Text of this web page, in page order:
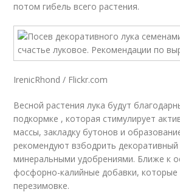
потом гибель всего растения.
IrenicRhond / Flickr.com
Весной растения лука будут
подкормке , которая стимулирует
массы, закладку бутонов и
рекомендуют взбодрить
минеральными удобрениями. Ближе к
фосфорно-калийные добавки, которые
перезимовке.